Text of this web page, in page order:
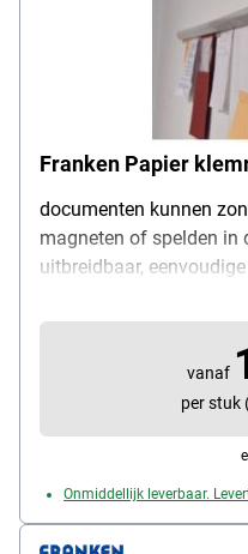
Franken Papier
documenten kunnen
magneten of spelden in
uitbreidbaar,
kleur: lichtgrijs,
vanaf
per stuk
Onmiddellijk leverbaar.